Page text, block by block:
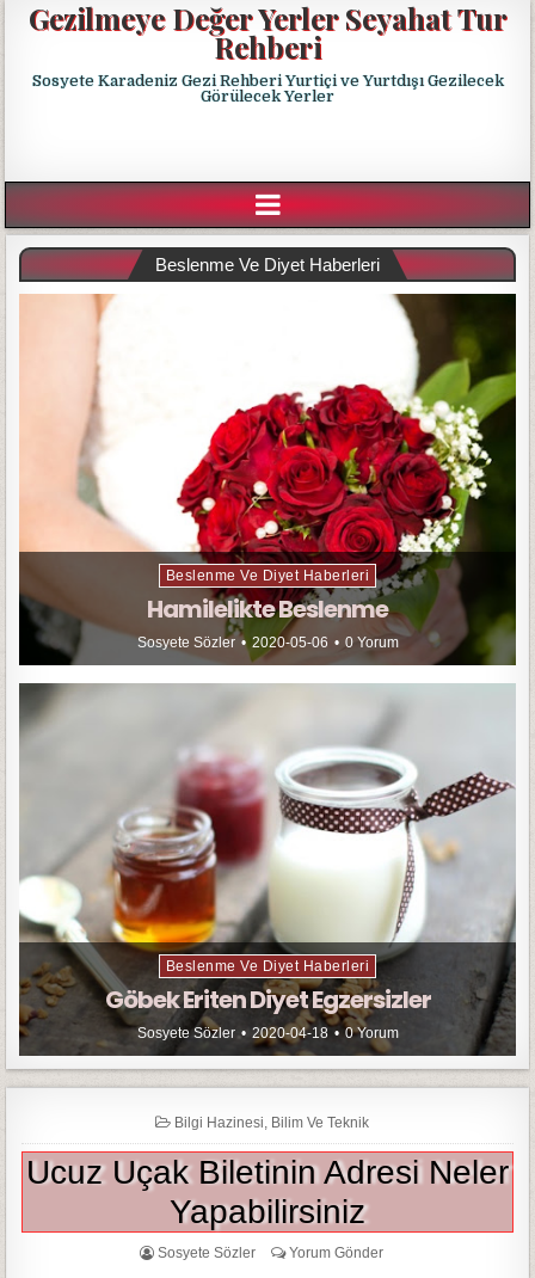
Gezilmeye Değer Yerler Seyahat Tur
Rehberi
Sosyete Karadeniz Gezi Rehberi Yurtiçi ve Yurtdışı Gezilecek
Görülecek Yerler
Beslenme Ve Diyet Haberleri
Beslenme Ve Diyet Haberleri
Hamilelikte Beslenme
Sosyete Sözler 2020-05-06 0 Yorum
Beslenme Ve Diyet Haberleri
Göbek Eriten Diyet Egzersizler
Sosyete Sözler 2020-04-18 0 Yorum
Bilgi Hazinesi Bilim Ve Teknik
Ucuz Uçak Biletinin Adresi Neler
Yapabilirsiniz
Sosyete Sözler Yorum Gönder